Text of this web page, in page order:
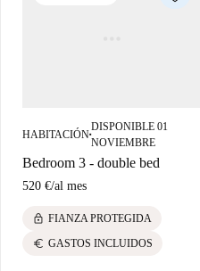
HABITACIÓN■
DISPONIBLE 01
NOVIEMBRE
Bedroom 3 - double bed
520 €/al mes
lock FIANZA PROTEGIDA
euro GASTOS INCLUIDOS